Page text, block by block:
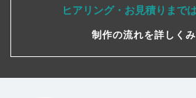
ヒアリング・お見積りまでは
制作の流れを詳しく